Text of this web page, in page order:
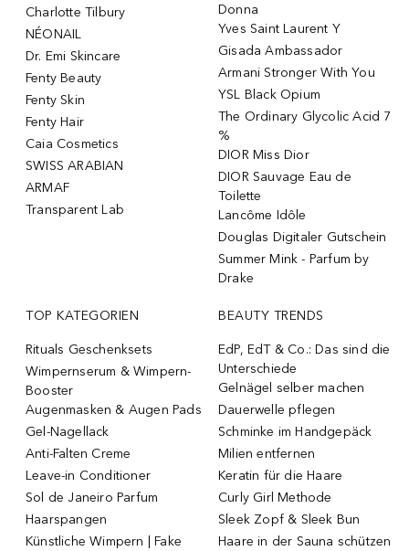
Charlotte Tilbury
NÉONAIL
Dr. Emi Skincare
Fenty Beauty
Fenty Skin
Fenty Hair
Caia Cosmetics
SWISS ARABIAN
ARMAF
Transparent Lab
Donna
Yves Saint Laurent Y
Gisada Ambassador
Armani Stronger With You
YSL Black Opium
The Ordinary Glycolic Acid 7
%
DIOR Miss Dior
DIOR Sauvage Eau de
Toilette
Lancôme Idôle
Douglas Digitaler Gutschein
Summer Mink - Parfum by
Drake
TOP KATEGORIEN
Rituals Geschenksets
Wimpernserum & Wimpern-
Booster
Augenmasken & Augen Pads
Gel-Nagellack
Anti-Falten Creme
Leave-in Conditioner
Sol de Janeiro Parfum
Haarspangen
Künstliche Wimpern | Fake
BEAUTY TRENDS
EdP, EdT & Co.: Das sind die
Unterschiede
Gelnägel selber machen
Dauerwelle pflegen
Schminke im Handgepäck
Milien entfernen
Keratin für die Haare
Curly Girl Methode
Sleek Zopf & Sleek Bun
Haare in der Sauna schützen